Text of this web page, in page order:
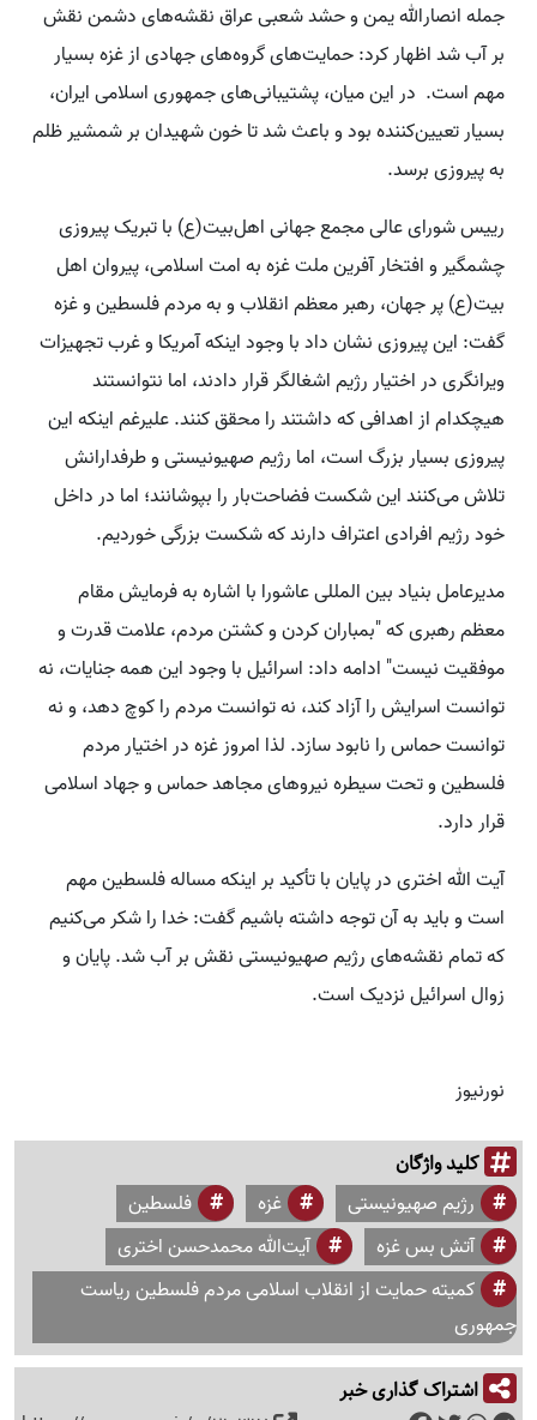
جمله انصارالله یمن و حشد شعبی عراق نقشه‌های دشمن نقش
بر آب شد اظهار کرد: حمایت‌های گروه‌های جهادی از غزه بسیار
مهم است. در این میان، پشتیبانی‌های جمهوری اسلامی ایران،
بسیار تعیین‌کننده بود و باعث شد تا خون شهیدان بر شمشیر ظلم
به پیروزی برسد.
رییس شورای عالی مجمع جهانی اهل‌بیت(ع) با تبریک پیروزی
چشمگیر و افتخار آفرین ملت غزه به امت اسلامی، پیروان اهل
بیت(ع) پر جهان، رهبر معظم انقلاب و به مردم فلسطین و غزه
گفت: این پیروزی نشان داد با وجود اینکه آمریکا و غرب تجهیزات
ویرانگری در اختیار رژیم اشغالگر قرار دادند، اما نتوانستند
هیچکدام از اهدافی که داشتند را محقق کنند. علیرغم اینکه این
پیروزی بسیار بزرگ است، اما رژیم صهیونیستی و طرفدارانش
تلاش می‌کنند این شکست فضاحت‌بار را بپوشانند؛ اما در داخل
خود رژیم افرادی اعتراف دارند که شکست بزرگی خوردیم.
مدیرعامل بنیاد بین المللی عاشورا با اشاره به فرمایش مقام
معظم رهبری که "بمباران کردن و کشتن مردم، علامت قدرت و
موفقیت نیست" ادامه داد: اسرائیل با وجود این همه جنایات، نه
توانست اسرایش را آزاد کند، نه توانست مردم را کوچ دهد، و نه
توانست حماس را نابود سازد. لذا امروز غزه در اختیار مردم
فلسطین و تحت سیطره نیروهای مجاهد حماس و جهاد اسلامی
قرار دارد.
آیت الله اختری در پایان با تأکید بر اینکه مساله فلسطین مهم
است و باید به آن توجه داشته باشیم گفت: خدا را شکر می‌کنیم
که تمام نقشه‌های رژیم صهیونیستی نقش بر آب شد. پایان و
زوال اسرائیل نزدیک است.
نورنیوز
کلید واژگان
رژیم صهیونیستی غزه
فلسطین
آتش بس غزه
آیت‌الله محمدحسن اختری
کمیته حمایت از انقلاب اسلامی مردم فلسطین ریاست
جمهوری
اشتراک گذاری خبر